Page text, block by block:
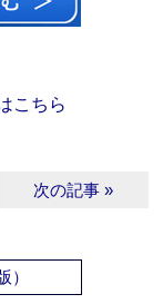
こちら
次の記事 »
）